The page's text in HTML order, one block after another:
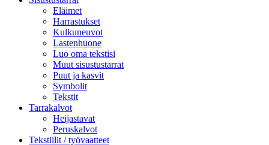
Eläimet
Harrastukset
Kulkuneuvot
Lastenhuone
Luo oma tekstisi
Muut sisustustarrat
Puut ja kasvit
Symbolit
Tekstit
Tarrakalvot
Heijastavat
Peruskalvot
Tekstiilit / työvaatteet